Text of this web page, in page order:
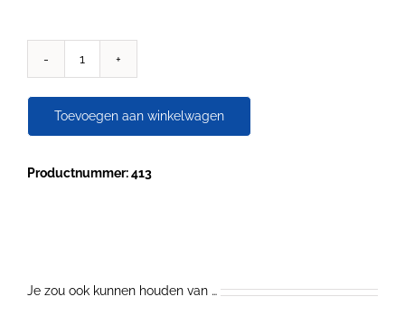
Buisbeugel
voor
en
Toevoegen aan winkelwagen
Productnummer: 413
Je zou ook kunnen houden van …